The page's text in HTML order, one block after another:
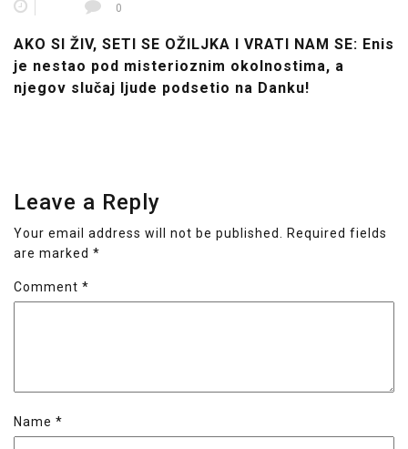
0
AKO SI ŽIV, SETI SE OŽILJKA I VRATI NAM SE: Enis
je nestao pod misterioznim okolnostima, a
njegov slučaj ljude podsetio na Danku!
Leave a Reply
Your email address will not be published.
Required fields
are marked *
Comment *
Name *